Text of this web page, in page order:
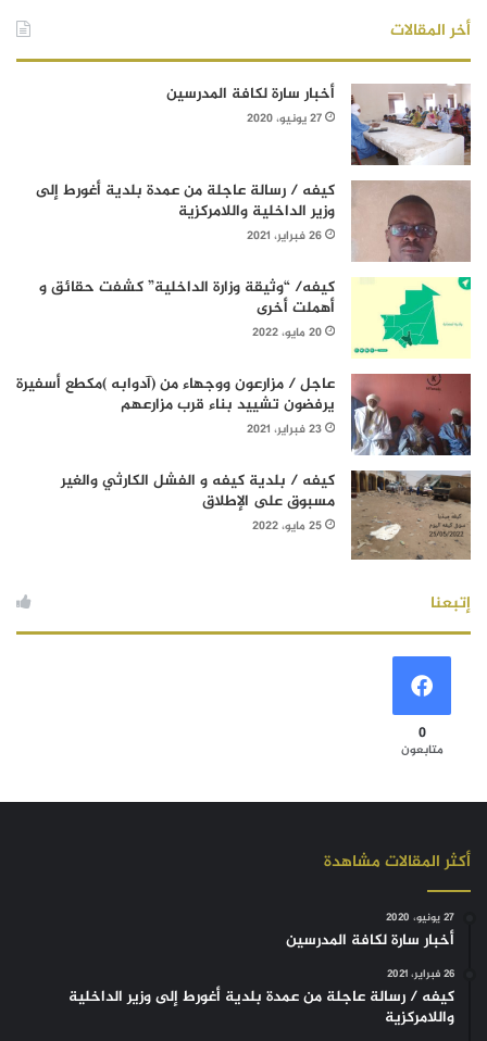
أخر المقالات
أخبار سارة لكافة المدرسين
27 يونيو، 2020
كيفه / رسالة عاجلة من عمدة بلدية أغورط إلى
وزير الداخلية واللامركزية
26 فبراير، 2021
كيفه/ “وثيقة وزارة الداخلية” كشفت حقائق و
أهملت أخرى
20 مايو، 2022
عاجل / مزارعون ووجهاء من (آدوابه )مكطع أسفيرة
يرفضون تشييد بناء قرب مزارعهم
23 فبراير، 2021
كيفه / بلدية كيفه و الفشل الكارثي والغير
مسبوق على الإطلاق
25 مايو، 2022
إتبعنا
0
متابعون
أكثر المقالات مشاهدة
27 يونيو، 2020
أخبار سارة لكافة المدرسين
26 فبراير، 2021
كيفه / رسالة عاجلة من عمدة بلدية أغورط إلى وزير الداخلية
واللامركزية